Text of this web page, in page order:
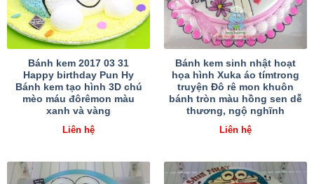
Bánh kem 2017 03 31
Happy birthday Pun Hy
Bánh kem tạo hình 3D chú
mèo máu đôrêmon màu
xanh và vàng
Liên hệ
Bánh kem sinh nhật hoạt
họa hình Xuka áo tímtrong
truyện Đô rê mon khuôn
bánh tròn màu hồng sen dễ
thương, ngộ nghĩnh
Liên hệ